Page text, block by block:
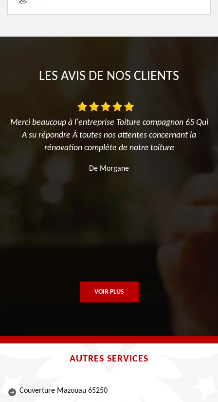
LES AVIS DE NOS CLIENTS
Merci beaucoup à l'entreprise Toiture compagnon 65 Qui
A su répondre À toutes nos attentes concernant la
rénovation complète de notre toiture
De Morgane
VOIR PLUS
AUTRES SERVICES
Couverture Mazouau 65250